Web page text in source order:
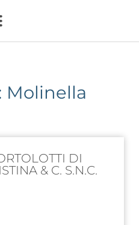
Molinella
DI
& C. S.N.C.